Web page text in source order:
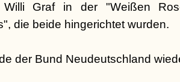
Willi Graf in der "Weißen
die beide hingerichtet wurden.
der Bund Neudeutschland